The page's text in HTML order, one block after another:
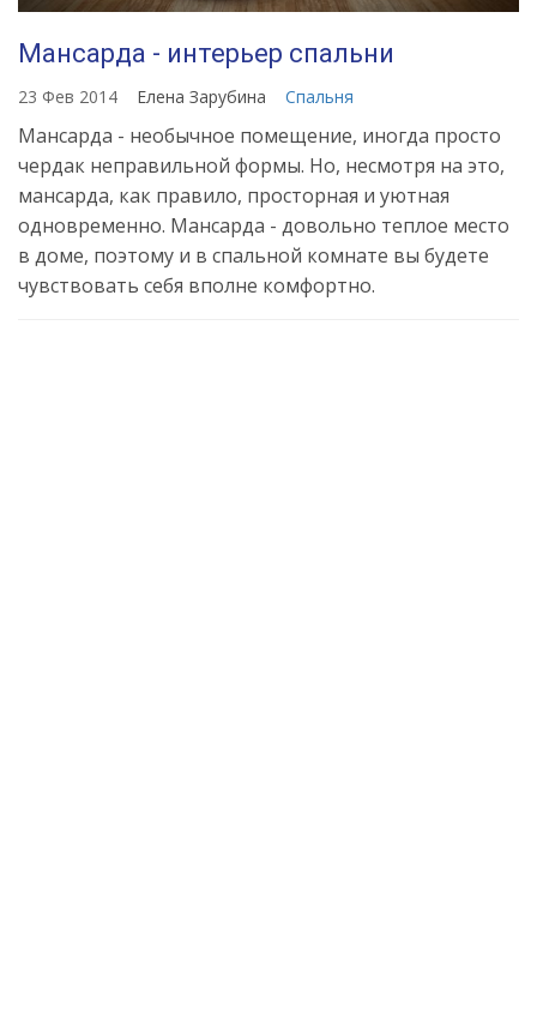
Мансарда - интерьер спальни
23 Фев 2014 Елена Зарубина Спальня
Мансарда - необычное помещение, иногда просто
чердак неправильной формы. Но, несмотря на это,
мансарда, как правило, просторная и уютная
одновременно. Мансарда - довольно теплое место
в доме, поэтому и в спальной комнате вы будете
чувствовать себя вполне комфортно.